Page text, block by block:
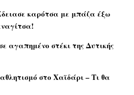
καρότσα με μπάζα έξω
αγαπημένο στέκι της Δυτικής
στο Χαϊδάρι – Τι θα